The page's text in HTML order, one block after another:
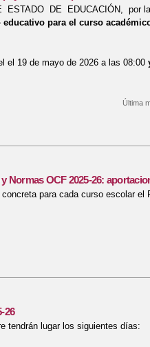
DE EDUCACIÓN, por
para el curso
el 19 de mayo de 2026 a las 08:00
Última
Normas OCF 2025-26:
para cada curso escolar
26
tendrán lugar los siguientes días: